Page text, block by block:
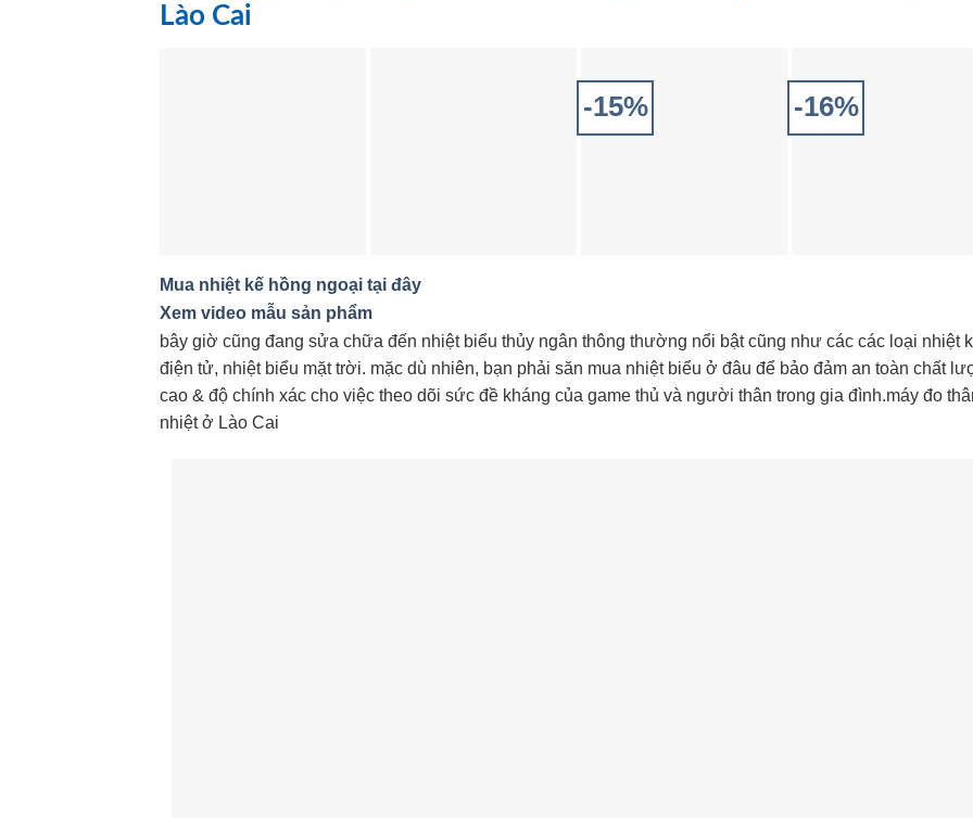
Lào Cai
-15% -16%
Mua nhiệt kế hồng ngoại tại đây
Xem video mẫu sản phẩm
bây giờ cũng đang sửa chữa đến nhiệt biểu thủy ngân thông thường nổi bật cũng như các các loại nhiệt
điện tử, nhiệt biểu mặt trời. mặc dù nhiên, bạn phải săn mua nhiệt biểu ở đâu để bảo đảm an toàn chất
cao & độ chính xác cho việc theo dõi sức đề kháng của game thủ và người thân trong gia đình.máy đo
nhiệt ở Lào Cai